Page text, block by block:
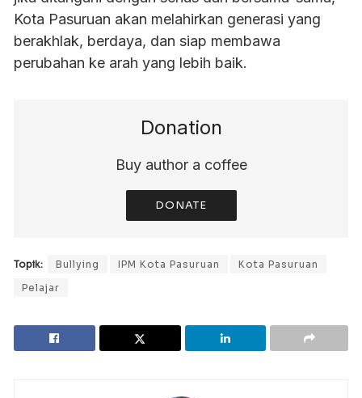
Kota Pasuruan akan melahirkan generasi yang
berakhlak, berdaya, dan siap membawa
perubahan ke arah yang lebih baik.
Donation
Buy author a coffee
DONATE
Topik: Bullying IPM Kota Pasuruan
Kota Pasuruan
Pelajar